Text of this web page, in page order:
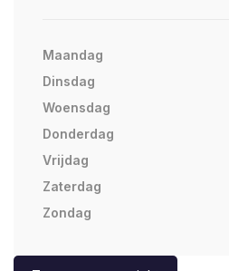
Maandag
Dinsdag
Woensdag
Donderdag
Vrijdag
Zaterdag
Zondag